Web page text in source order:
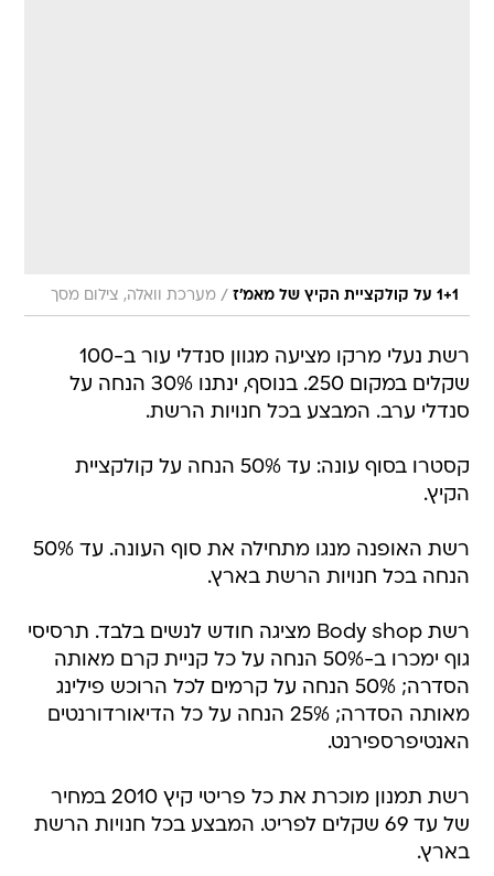
1+1 על קולקציית הקיץ של מאמ'ז / מערכת וואלה, צילום מסך
רשת נעלי מרקו מציעה מגוון סנדלי עור ב-100
שקלים במקום 250. בנוסף, ינתנו 30% הנחה על
סנדלי ערב. המבצע בכל חנויות הרשת.
קסטרו בסוף עונה: עד 50% הנחה על קולקציית
הקיץ.
רשת האופנה מנגו מתחילה את סוף העונה. עד 50%
הנחה בכל חנויות הרשת בארץ.
רשת Body shop מציגה חודש לנשים בלבד. תרסיסי
גוף ימכרו ב-50% הנחה על כל קניית קרם מאותה
הסדרה; 50% הנחה על קרמים לכל הרוכש פילינג
מאותה הסדרה; 25% הנחה על כל הדיאורדורנטים
האנטיפרספירנט.
רשת תמנון מוכרת את כל פריטי קיץ 2010 במחיר
של עד 69 שקלים לפריט. המבצע בכל חנויות הרשת
בארץ.